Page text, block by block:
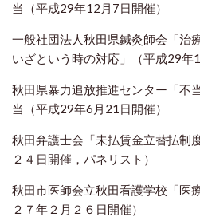
当（平成29年12月7日開催）
一般社団法人秋田県鍼灸師会「治
いざという時の対応」（平成29年
秋田県暴力追放推進センター「不
当（平成29年6月21日開催）
秋田弁護士会「未払賃金立替払制
２４日開催，パネリスト）
秋田市医師会立秋田看護学校「医
２７年２月２６日開催）